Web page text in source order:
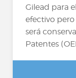
Gilead para
efectivo
será
Patentes